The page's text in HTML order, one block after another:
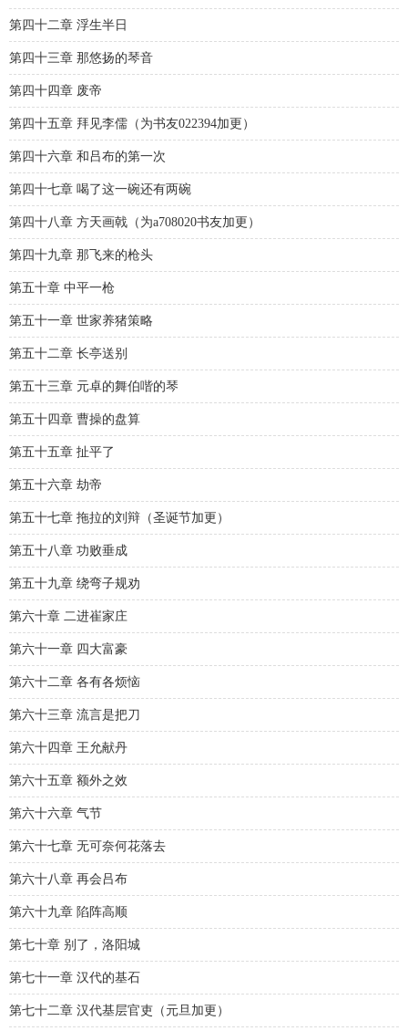
第四十二章 浮生半日
第四十三章 那悠扬的琴音
第四十四章 废帝
第四十五章 拜见李儒（为书友022394加更）
第四十六章 和吕布的第一次
第四十七章 喝了这一碗还有两碗
第四十八章 方天画戟（为a708020书友加更）
第四十九章 那飞来的枪头
第五十章 中平一枪
第五十一章 世家养猪策略
第五十二章 长亭送别
第五十三章 元卓的舞伯喈的琴
第五十四章 曹操的盘算
第五十五章 扯平了
第五十六章 劫帝
第五十七章 拖拉的刘辩（圣诞节加更）
第五十八章 功败垂成
第五十九章 绕弯子规劝
第六十章 二进崔家庄
第六十一章 四大富豪
第六十二章 各有各烦恼
第六十三章 流言是把刀
第六十四章 王允献丹
第六十五章 额外之效
第六十六章 气节
第六十七章 无可奈何花落去
第六十八章 再会吕布
第六十九章 陷阵高顺
第七十章 别了，洛阳城
第七十一章 汉代的基石
第七十二章 汉代基层官吏（元旦加更）